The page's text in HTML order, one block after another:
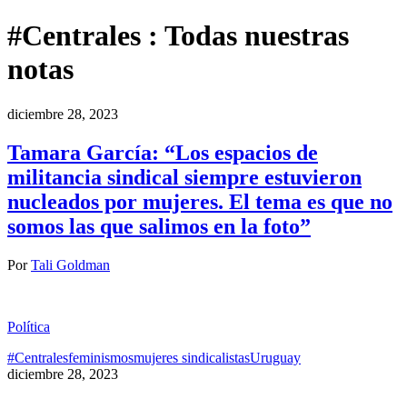
#Centrales : Todas nuestras
notas
diciembre 28, 2023
Tamara García: “Los espacios de
militancia sindical siempre estuvieron
nucleados por mujeres. El tema es que no
somos las que salimos en la foto”
PorTali Goldman
Política
#Centralesfeminismosmujeres sindicalistasUruguay
diciembre 28, 2023